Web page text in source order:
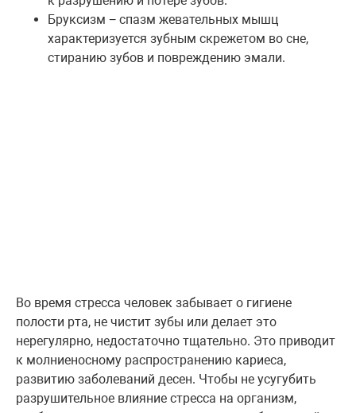
Бруксизм − спазм жевательных мышц
характеризуется зубным скрежетом во сне,
стиранию зубов и повреждению эмали.
Во время стресса человек забывает о гигиене
полости рта, не чистит зубы или делает это
нерегулярно, недостаточно тщательно. Это приводит
к молниеносному распространению кариеса,
развитию заболеваний десен. Чтобы не усугубить
разрушительное влияние стресса на организм,